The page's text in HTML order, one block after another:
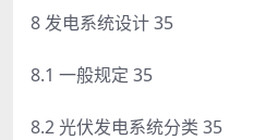
8 发电系统设计 35
8.1 一般规定 35
8.2 光伏发电系统分类 35